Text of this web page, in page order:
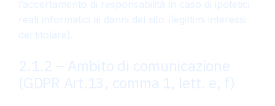
l’accertamento di responsabilità in caso di ipotetici
reati informatici ai danni del sito (legittimi interessi
del titolare).
2.1.2 – Ambito di comunicazione
(GDPR Art.13, comma 1, lett. e, f)